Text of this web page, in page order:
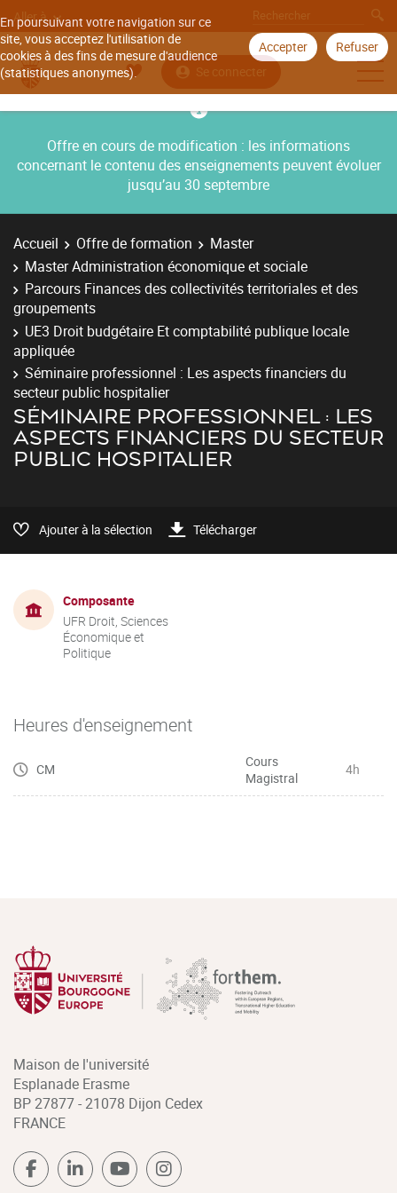
En poursuivant votre navigation sur ce
site, vous acceptez l'utilisation de
cookies à des fins de mesure d'audience
(statistiques anonymes).
Accepter Refuser
Aller à
Se connecter
Offre en cours de modification : les informations
concernant le contenu des enseignements peuvent évoluer
jusqu’au 30 septembre
Accueil Offre de formation
Master
Master Administration économique et sociale
Parcours Finances des collectivités territoriales et des
groupements
UE3 Droit budgétaire Et comptabilité publique locale
appliquée
Séminaire professionnel : Les aspects financiers du
secteur public hospitalier
SÉMINAIRE PROFESSIONNEL : LES
ASPECTS FINANCIERS DU SECTEUR
PUBLIC HOSPITALIER
Ajouter à la sélection Télécharger
Composante
UFR Droit, Sciences
Économique et
Politique
Heures d'enseignement
CM
Cours
Magistral
4h
Maison de l'université
Esplanade Erasme
BP 27877 - 21078 Dijon Cedex
FRANCE